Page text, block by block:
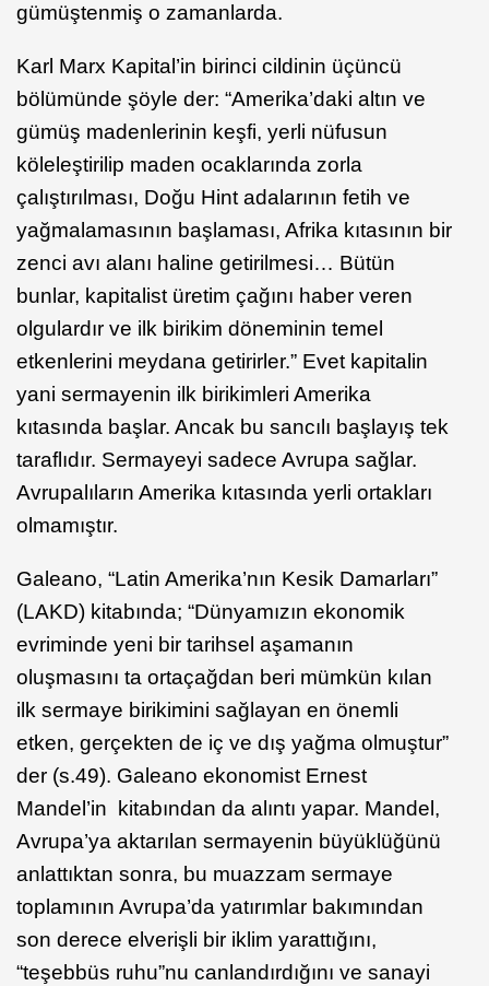
gümüştenmiş o zamanlarda.
Karl Marx Kapital’in birinci cildinin üçüncü
bölümünde şöyle der: “Amerika’daki altın ve
gümüş madenlerinin keşfi, yerli nüfusun
köleleştirilip maden ocaklarında zorla
çalıştırılması, Doğu Hint adalarının fetih ve
yağmalamasının başlaması, Afrika kıtasının bir
zenci avı alanı haline getirilmesi… Bütün
bunlar, kapitalist üretim çağını haber veren
olgulardır ve ilk birikim döneminin temel
etkenlerini meydana getirirler.” Evet kapitalin
yani sermayenin ilk birikimleri Amerika
kıtasında başlar. Ancak bu sancılı başlayış tek
taraflıdır. Sermayeyi sadece Avrupa sağlar.
Avrupalıların Amerika kıtasında yerli ortakları
olmamıştır.
Galeano, “Latin Amerika’nın Kesik Damarları”
(LAKD) kitabında; “Dünyamızın ekonomik
evriminde yeni bir tarihsel aşamanın
oluşmasını ta ortaçağdan beri mümkün kılan
ilk sermaye birikimini sağlayan en önemli
etken, gerçekten de iç ve dış yağma olmuştur”
der (s.49). Galeano ekonomist Ernest
Mandel’in kitabından da alıntı yapar. Mandel,
Avrupa’ya aktarılan sermayenin büyüklüğünü
anlattıktan sonra, bu muazzam sermaye
toplamının Avrupa’da yatırımlar bakımından
son derece elverişli bir iklim yarattığını,
“teşebbüs ruhu”nu canlandırdığını ve sanayi